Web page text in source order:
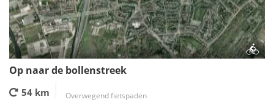
Op naar de bollenstreek
54 km Overwegend fietspaden